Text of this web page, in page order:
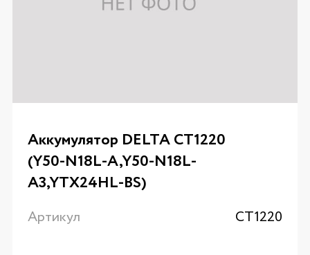
Аккумулятор DELTA CT1220
(Y50-N18L-A,Y50-N18L-
A3,YTX24HL-BS)
Артикул CT1220